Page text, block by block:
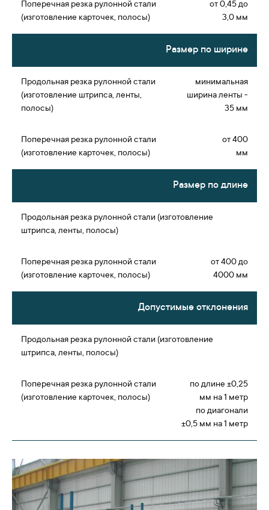
от 0,45 до
3,0 мм
Размер по ширине
минимальная
ширина ленты -
35 мм
от 400
мм
Размер по длине
от 400 до
4000 мм
Допустимые отклонения
по длине ±0,25
мм на 1 метр
по диагонали
±0,5 мм на 1 метр